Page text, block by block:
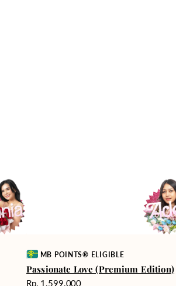
Vendor:MB POINTS® ELIGIBLE
Passionate Love (Premium Edition)
Harga
Rp. 1.599.000